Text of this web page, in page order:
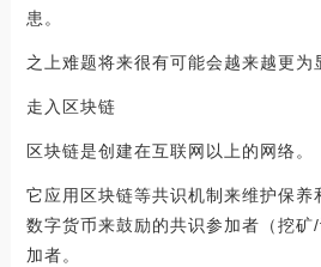
患。
之上难题将来很有可能会越来越更为
走入区块链
区块链是创建在互联网以上的网络。
它应用区块链等共识机制来维护保养
数字货币来鼓励的共识参加者（挖矿
加者。